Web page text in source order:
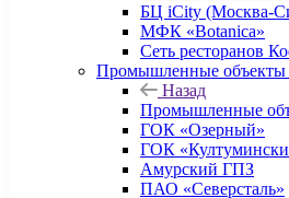
БЦ iCity (Москва-
МФК «Botanica»
Сеть ресторанов
Промышленные объекты
Назад
Промышленные
ГОК «Озерный»
ГОК
Амурский ГПЗ
ПАО «Северсталь»